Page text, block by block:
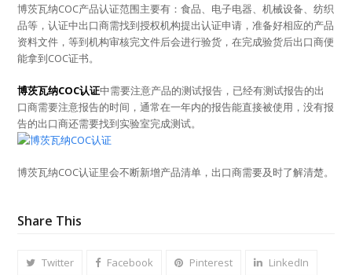
博茨瓦纳COC产品认证范围主要有：食品、电子电器、机械设备、纺织
品等，认证中出口商需找到授权机构提出认证申请，准备好相应的产品
资料文件，等到机构审核完文件后会进行验货，在完成验货后出口商便
能拿到COC证书。
博茨瓦纳COC认证中需要注意产品的测试报告，已经有测试报告的出
口商需要注意报告的时间，通常在一年内的报告能直接被使用，没有报
告的出口商还需要找到实验室完成测试。
博茨瓦纳COC认证里会不断新增产品清单，出口商需要及时了解清楚。
Share This
Twitter Facebook Pinterest LinkedIn